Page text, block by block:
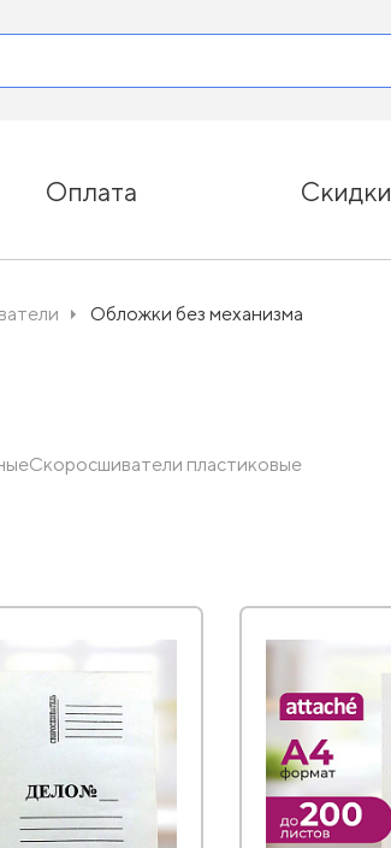
Оплата Скидки
Обложки без механизма
Скоросшиватели пластиковые